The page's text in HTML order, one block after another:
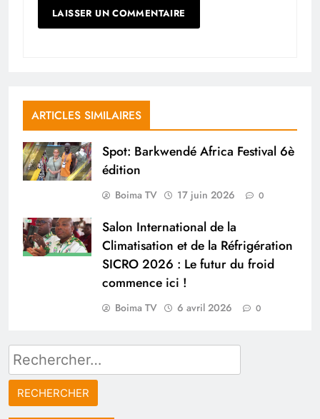
ARTICLES SIMILAIRES
Spot: Barkwendé Africa Festival 6è
édition
Boima TV 17 juin 2026 0
Salon International de la
Climatisation et de la Réfrigération
SICRO 2026 : Le futur du froid
commence ici !
Boima TV 6 avril 2026 0
Rechercher :